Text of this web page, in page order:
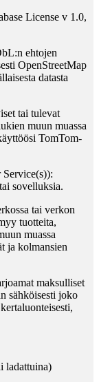
License v 1.0,
ehtojen
OpenStreetMap
datasta
tai tulevat
muun muassa
TomTom-
Service(s)):
sovelluksia.
tai verkon
tuotteita,
muassa
ja kolmansien
maksulliset
sähköisesti joko
ladattuina)